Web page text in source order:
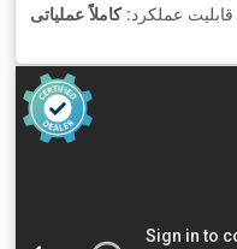
قابلیت عملکرد:کاملاً عملیاتی